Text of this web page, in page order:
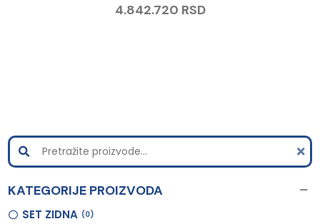
4.842.720 RSD
KATEGORIJE PROIZVODA
SET ZIDNA 0